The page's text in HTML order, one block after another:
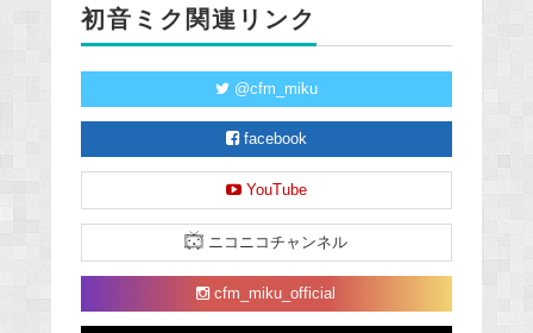
初音ミク関連リンク
@cfm_miku
facebook
YouTube
ニコニコチャンネル
cfm_miku_official